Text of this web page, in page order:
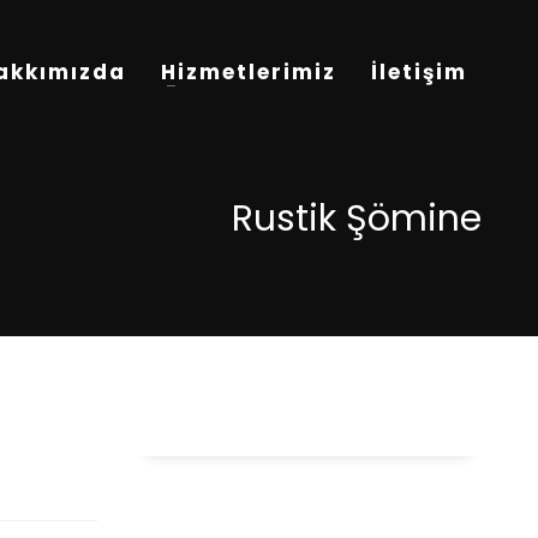
Hizmetlerimiz İletişim
Rustik Şömine